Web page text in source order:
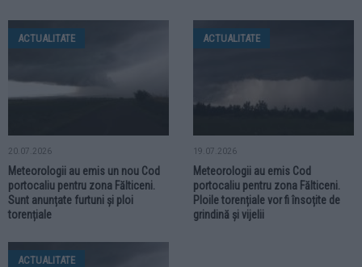
ACTUALITATE
20.07.2026
Meteorologii au emis un nou Cod
portocaliu pentru zona Fălticeni.
Sunt anunțate furtuni și ploi
torențiale
ACTUALITATE
19.07.2026
Meteorologii au emis Cod
portocaliu pentru zona Fălticeni.
Ploile torențiale vor fi însoțite de
grindină și vijelii
ACTUALITATE